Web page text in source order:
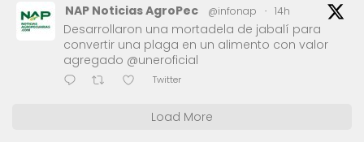
NAP Noticias AgroPec @infonap · 14h
Desarrollaron una mortadela de jabalí para
convertir una plaga en un alimento con valor
agregado @uneroficial
Twitter
Load More